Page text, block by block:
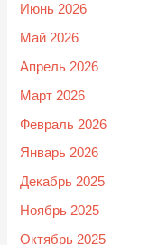
Июнь 2026
Май 2026
Апрель 2026
Март 2026
Февраль 2026
Январь 2026
Декабрь 2025
Ноябрь 2025
Октябрь 2025